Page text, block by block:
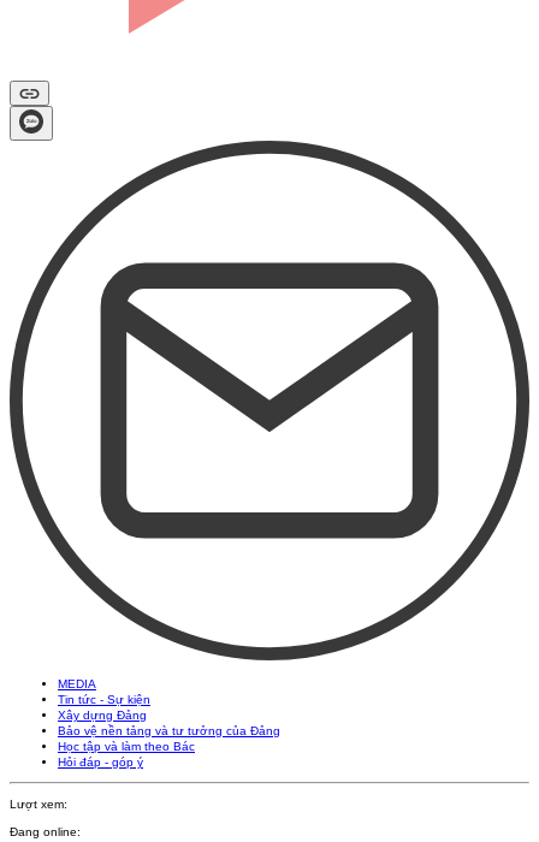
MEDIA
Tin tức - Sự kiện
Xây dựng Đảng
Bảo vệ nền tảng và tư tưởng của Đảng
Học tập và làm theo Bác
Hỏi đáp - góp ý
Lượt xem:
Đang online: